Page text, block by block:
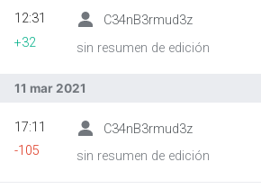
C34nB3rmud3z
sin resumen de edición
12:31
+32
11 mar 2021
C34nB3rmud3z
sin resumen de edición
17:11
-105